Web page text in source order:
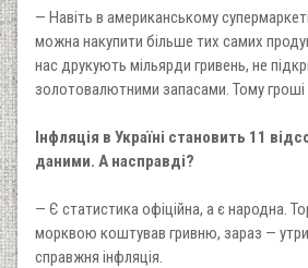
— Навіть в американському
можна накупити більше тих самих
нас друкують мільярди гривень, не
золотовалютними запасами. Тому
Інфляція в Україні становить 11
даними. А насправді?
— Є статистика офіційна, а є народна.
морквою коштував гривню, зараз —
справжня інфляція.